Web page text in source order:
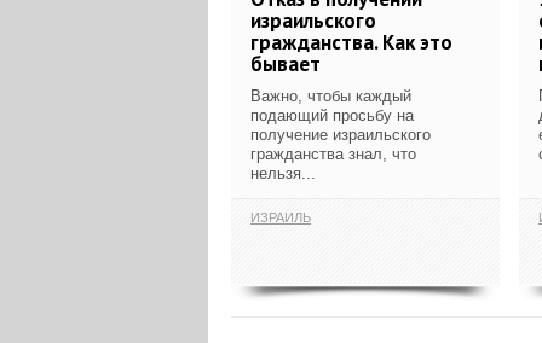
израильского
гражданства. Как это
бывает
Важно, чтобы каждый
подающий просьбу на
получение израильского
гражданства знал, что
нельзя...
ИЗРАИЛЬ